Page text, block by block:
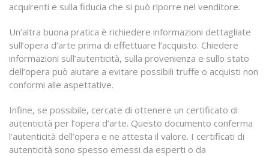
acquirenti e sulla fiducia che si può riporre nel venditore.
Un’altra buona pratica è richiedere informazioni dettagliate
sull’opera d’arte prima di effettuare l’acquisto. Chiedere
informazioni sull’autenticità, sulla provenienza e sullo stato
dell’opera può aiutare a evitare possibili truffe o acquisti non
conformi alle aspettative.
Infine, se possibile, cercate di ottenere un certificato di
autenticità per l’opera d’arte. Questo documento conferma
l’autenticità dell’opera e ne attesta il valore. I certificati di
autenticità sono spesso emessi da esperti o da